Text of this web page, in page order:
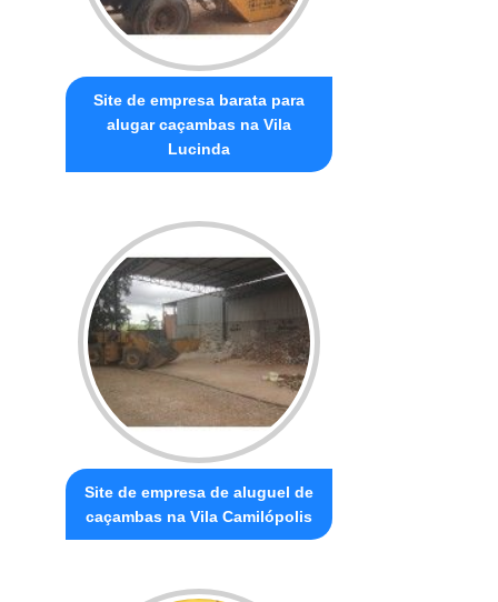
Site de empresa barata para
alugar caçambas na Vila
Lucinda
Site de empresa de aluguel de
caçambas na Vila Camilópolis